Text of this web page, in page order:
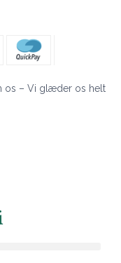
os – Vi glæder os helt